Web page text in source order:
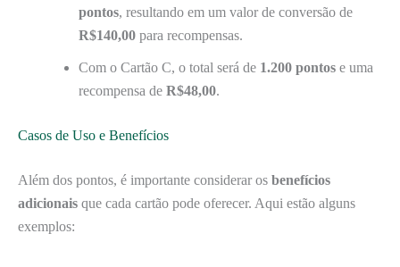
pontos, resultando em um valor de conversão de
R$140,00 para recompensas.
Com o Cartão C, o total será de 1.200 pontos e uma
recompensa de R$48,00.
Casos de Uso e Benefícios
Além dos pontos, é importante considerar os benefícios
adicionais que cada cartão pode oferecer. Aqui estão alguns
exemplos: